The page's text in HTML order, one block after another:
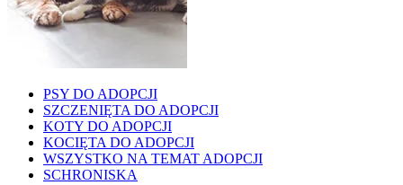
PSY DO ADOPCJI
SZCZENIĘTA DO ADOPCJI
KOTY DO ADOPCJI
KOCIĘTA DO ADOPCJI
WSZYSTKO NA TEMAT ADOPCJI
SCHRONISKA